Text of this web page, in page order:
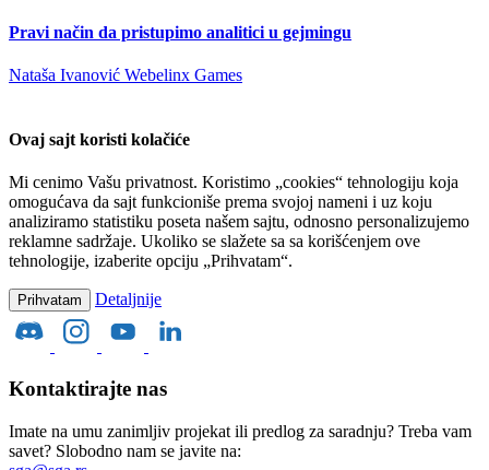
Pravi način da pristupimo analitici u gejmingu
Nataša Ivanović Webelinx Games
Ovaj sajt koristi kolačiće
Mi cenimo Vašu privatnost. Koristimo „cookies“ tehnologiju koja
omogućava da sajt funkcioniše prema svojoj nameni i uz koju
analiziramo statistiku poseta našem sajtu, odnosno personalizujemo
reklamne sadržaje. Ukoliko se slažete sa sa korišćenjem ove
tehnologije, izaberite opciju „Prihvatam“.
Prihvatam Detaljnije
Kontaktirajte nas
Imate na umu zanimljiv projekat ili predlog za saradnju? Treba vam
savet? Slobodno nam se javite na: